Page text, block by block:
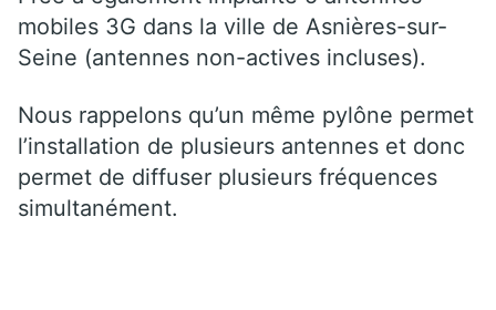
mobiles 3G dans la ville de Asnières-sur-
Seine (antennes non-actives incluses).
Nous rappelons qu’un même pylône permet
l’installation de plusieurs antennes et donc
permet de diffuser plusieurs fréquences
simultanément.